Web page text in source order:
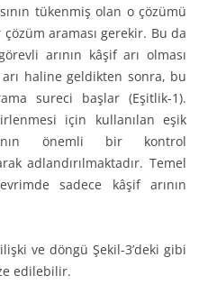
tükenmiş olan o çözümü
araması gerekir. Bu da
arının kâşif arı olması
haline geldikten sonra, bu
sureci başlar (Eşitlik-1).
için kullanılan eşik
önemli bir kontrol
adlandırılmaktadır. Temel
sadece kâşif arının
ve döngü Şekil-3’deki gibi
edilebilir.